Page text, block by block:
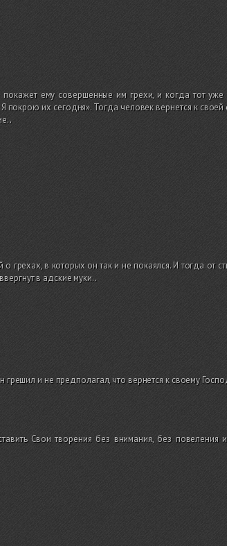
ему совершенные им грехи, и когда тот
покрою их сегодня». Тогда человек вернется к
.
грехах, в которых он так и не покаялся. И тогда от
в адские муки..
и не предполагал, что вернется к своему
Свои творения без внимания, без повеления